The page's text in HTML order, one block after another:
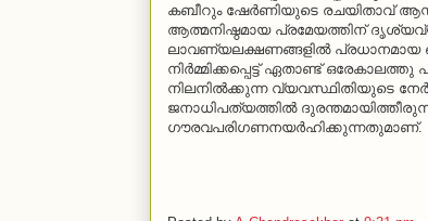
കബീറും ഷേര്‍ണിയുടെ രചയിതാവ്
ആത്മനിഷ്ഠമായ പ്രമേയത്തിന്
ലാവണ്യലക്ഷണങ്ങളില്‍ പ്രധാനമായ
നിര്‍മ്മിക്കപ്പെട്ട് ഏതാണ്ട്
നിലനില്‍ക്കുന്ന വ്യവസ്ഥിതിയുടെ
ജനാധിപത്യത്തില്‍
ഗൗരവപരിഗണനയര്‍ഹിക്കുന്നതുമാണ്.